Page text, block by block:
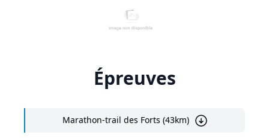
Épreuves
Marathon-trail des Forts (43km)